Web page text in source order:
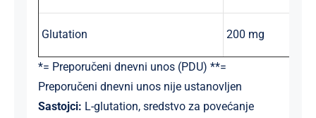
Glutation 200 mg
*= Preporučeni dnevni unos (PDU) **=
Preporučeni dnevni unos nije ustanovljen
Sastojci: L-glutation, sredstvo za povećanje